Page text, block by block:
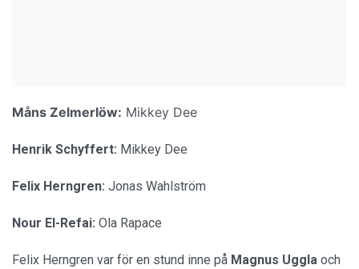
Måns Zelmerlöw: Mikkey Dee
Henrik Schyffert: Mikkey Dee
Felix Herngren: Jonas Wahlström
Nour El-Refai: Ola Rapace
Felix Herngren var för en stund inne på Magnus Uggla och